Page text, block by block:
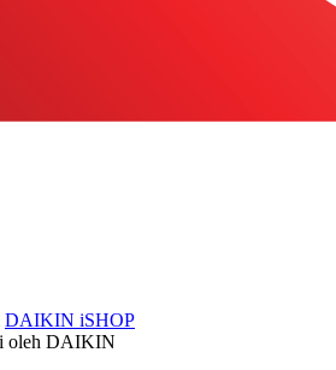
DAIKIN iSHOP
oleh DAIKIN